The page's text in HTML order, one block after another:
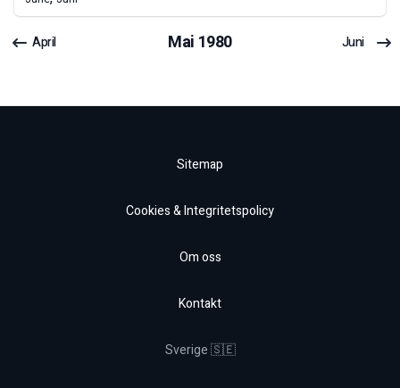
April Mai 1980 Juni
Sitemap
Cookies & Integritetspolicy
Om oss
Kontakt
Sverige 🇸🇪